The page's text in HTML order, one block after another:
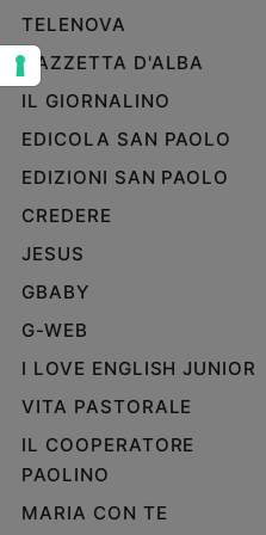
e
giovani
Adolescenza
Bioetica
Riflessioni
Video
Privacy
TELENOVA
GAZZETTA D'ALBA
IL GIORNALINO
EDICOLA SAN PAOLO
EDIZIONI SAN PAOLO
CREDERE
JESUS
GBABY
G-WEB
I LOVE ENGLISH JUNIOR
VITA PASTORALE
IL COOPERATORE
PAOLINO
MARIA CON TE